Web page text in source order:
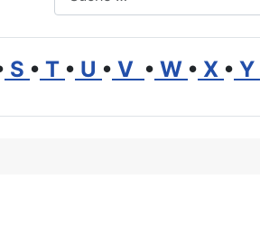
S • T • U • V • W • X • Y